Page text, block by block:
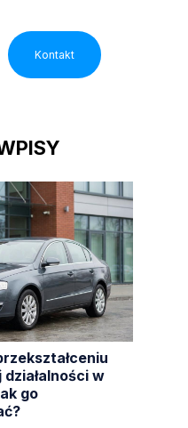
Kontakt
w
go